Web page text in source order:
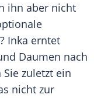
ihn aber nicht
Inka erntet
Daumen nach
zuletzt ein
nicht zur